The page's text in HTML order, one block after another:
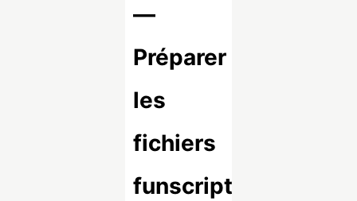
—
Préparer
les
fichiers
funscript